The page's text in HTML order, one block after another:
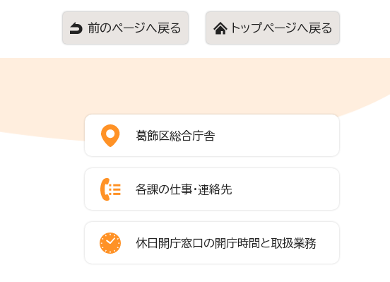
前のページへ戻る トップページへ戻る
葛飾区総合庁舎
各課の仕事・連絡先
休日開庁窓口の開庁時間と取扱業務